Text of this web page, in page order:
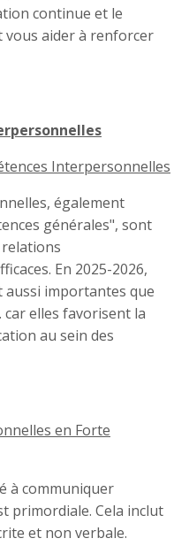
continue et le
vous aider à renforcer
Interpersonnelles
également
générales", sont
En 2025-2026,
aussi importantes que
car elles favorisent la
au sein des
en Forte
à communiquer
primordiale. Cela inclut
et non verbale.